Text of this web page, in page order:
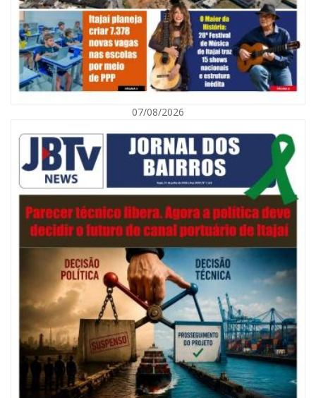
Defesa Civil orienta população sobre descarte correto de lixo para
prevenir alagamentos
NAVEGANTES
07/08/2026